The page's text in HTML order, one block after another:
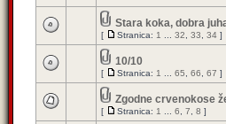
Stara koka, dobra
[ Stranica: 1 32 33 34 ]
10/10
[ Stranica: 1 65 66 67 ]
Zgodne crvenokose
[ Stranica: 1 6 7 8 ]